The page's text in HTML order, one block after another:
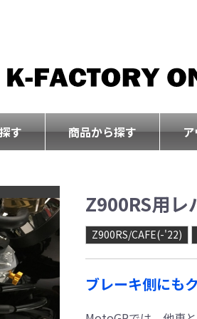
す 商品から探す ア
Z900RS用レ
Z900RS/CAFE(-'22)
ブレーキ側にも